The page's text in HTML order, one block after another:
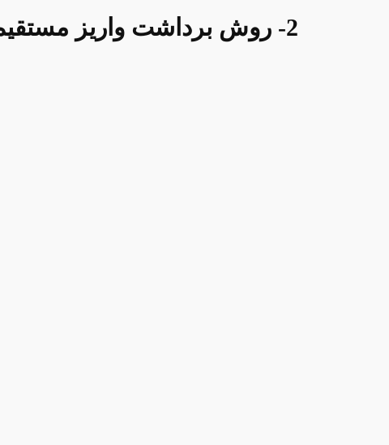
2- روش برداشت واریز مستقیم به حساب بانکی